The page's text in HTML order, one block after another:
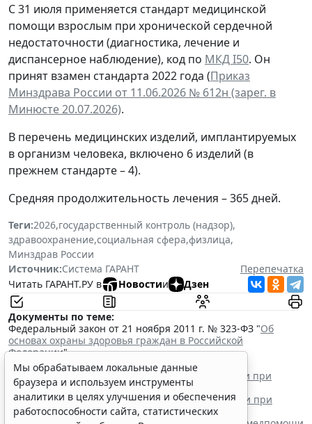
С 31 июля применяется стандарт медицинской
помощи взрослым при хронической сердечной
недостаточности (диагностика, лечение и
диспансерное наблюдение), код по МКД I50. Он
принят взамен стандарта 2022 года (Приказ
Минздрава России от 11.06.2026 № 612н (зарег. в
Минюсте 20.07.2026).
В перечень медицинских изделий, имплантируемых
в организм человека, включено 6 изделий (в
прежнем стандарте – 4).
Средняя продолжительность лечения – 365 дней.
Теги:2026,государственный контроль (надзор),
здравоохранение,социальная сфера,физлица,
Минздрав России
Источник:Система ГАРАНТ
Перепечатка
Читать ГАРАНТ.РУ в
Новостии Дзен
Документы по теме:
Федеральный закон от 21 ноября 2011 г. № 323-ФЗ "Об
основах охраны здоровья граждан в Российской
Федерации"
Читайте также:
Минздрав России выпустил стандарт медпомощи при
вторичной глаукоме у взрослых
В РФ утвержден "взрослый" стандарт медпомощи при
открытом артериальном протоке
Мы обрабатываем локальные данные
браузера и используем инструменты
аналитики в целях улучшения и обеспечения
работоспособности сайта, статистических